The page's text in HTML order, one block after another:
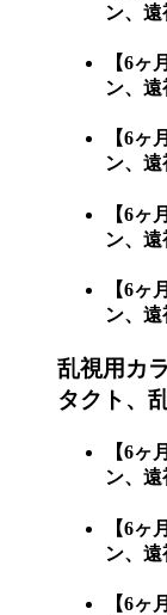
ン、
【6
ン、
【6
ン、
【6
ン、
【6
ン、
乱視用カ
タクト、
【6
ン、
【6
ン、
【6